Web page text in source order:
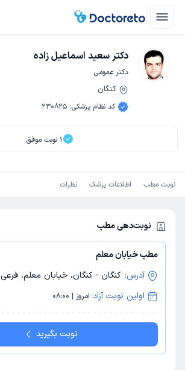
دکتر سعید اسماعیل زاده
دکتر عمومی
کنگان
کد نظام پزشکی:
230825
1 نوبت موفق
نوبت مطب اطلاعات پزشک نظرات
نوبت‌دهی مطب
مطب خیابان معلم
آدرس: کنگان - کنگان، خیابان معلم، فرعی 11
اولین نوبت آزاد: امروز | 08:00
نوبت بگیرید